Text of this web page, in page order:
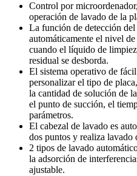
Control por
operación de lavado de la
La función de detección
automáticamente el nivel
cuando el líquido de
residual se desborda.
El sistema operativo de
personalizar el tipo de
la cantidad de solución de
el punto de succión, el
parámetros.
El cabezal de lavado es
dos puntos y realiza lavado
2 tipos de lavado
la adsorción de
ajustable.